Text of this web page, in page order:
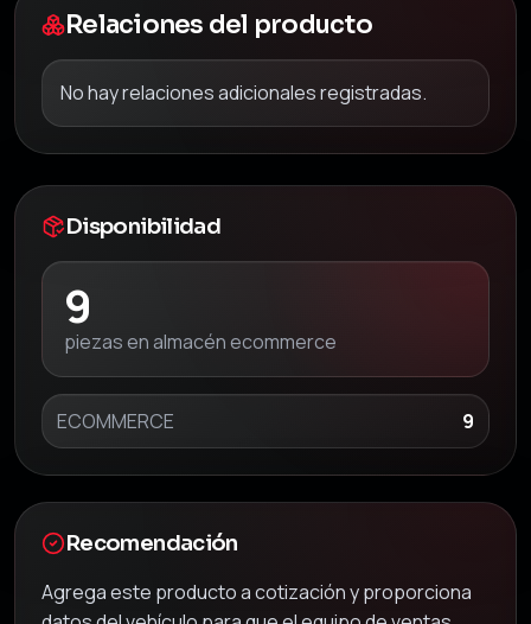
Relaciones del producto
No hay relaciones adicionales registradas.
Disponibilidad
9
piezas en almacén ecommerce
ECOMMERCE 9
Recomendación
Agrega este producto a cotización y proporciona